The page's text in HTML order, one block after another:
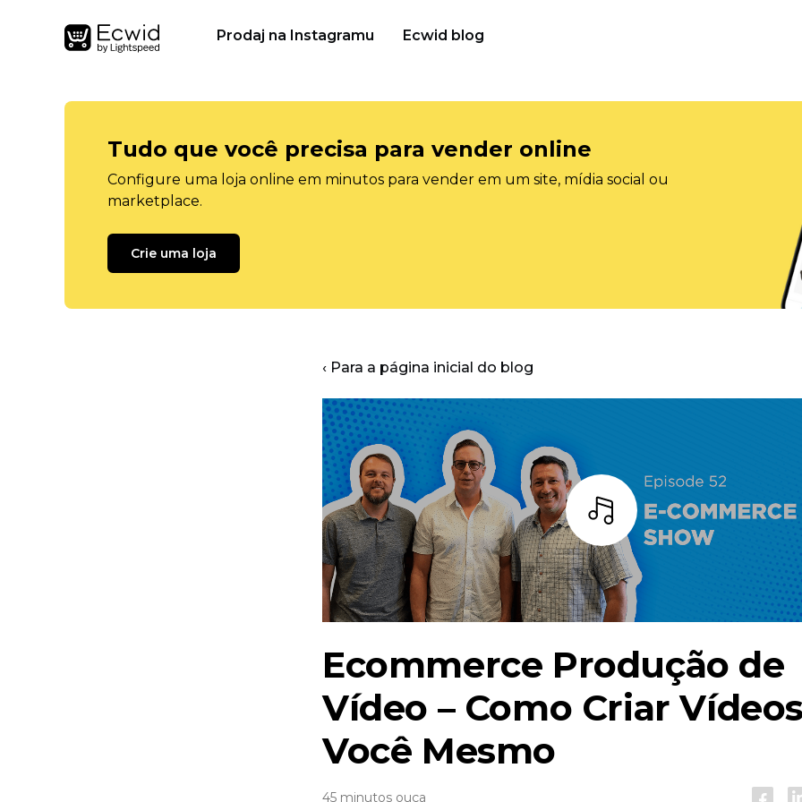
Prodaj na Instagramu Ecwid blog
Tudo que você precisa para vender online
Configure uma loja online em minutos para vender em um site, mídia social ou
marketplace.
Crie uma loja
‹ Para a página inicial do blog
Ouça
Ecommerce Produção de
Vídeo – Como Criar
Você Mesmo
45 minutos ouça